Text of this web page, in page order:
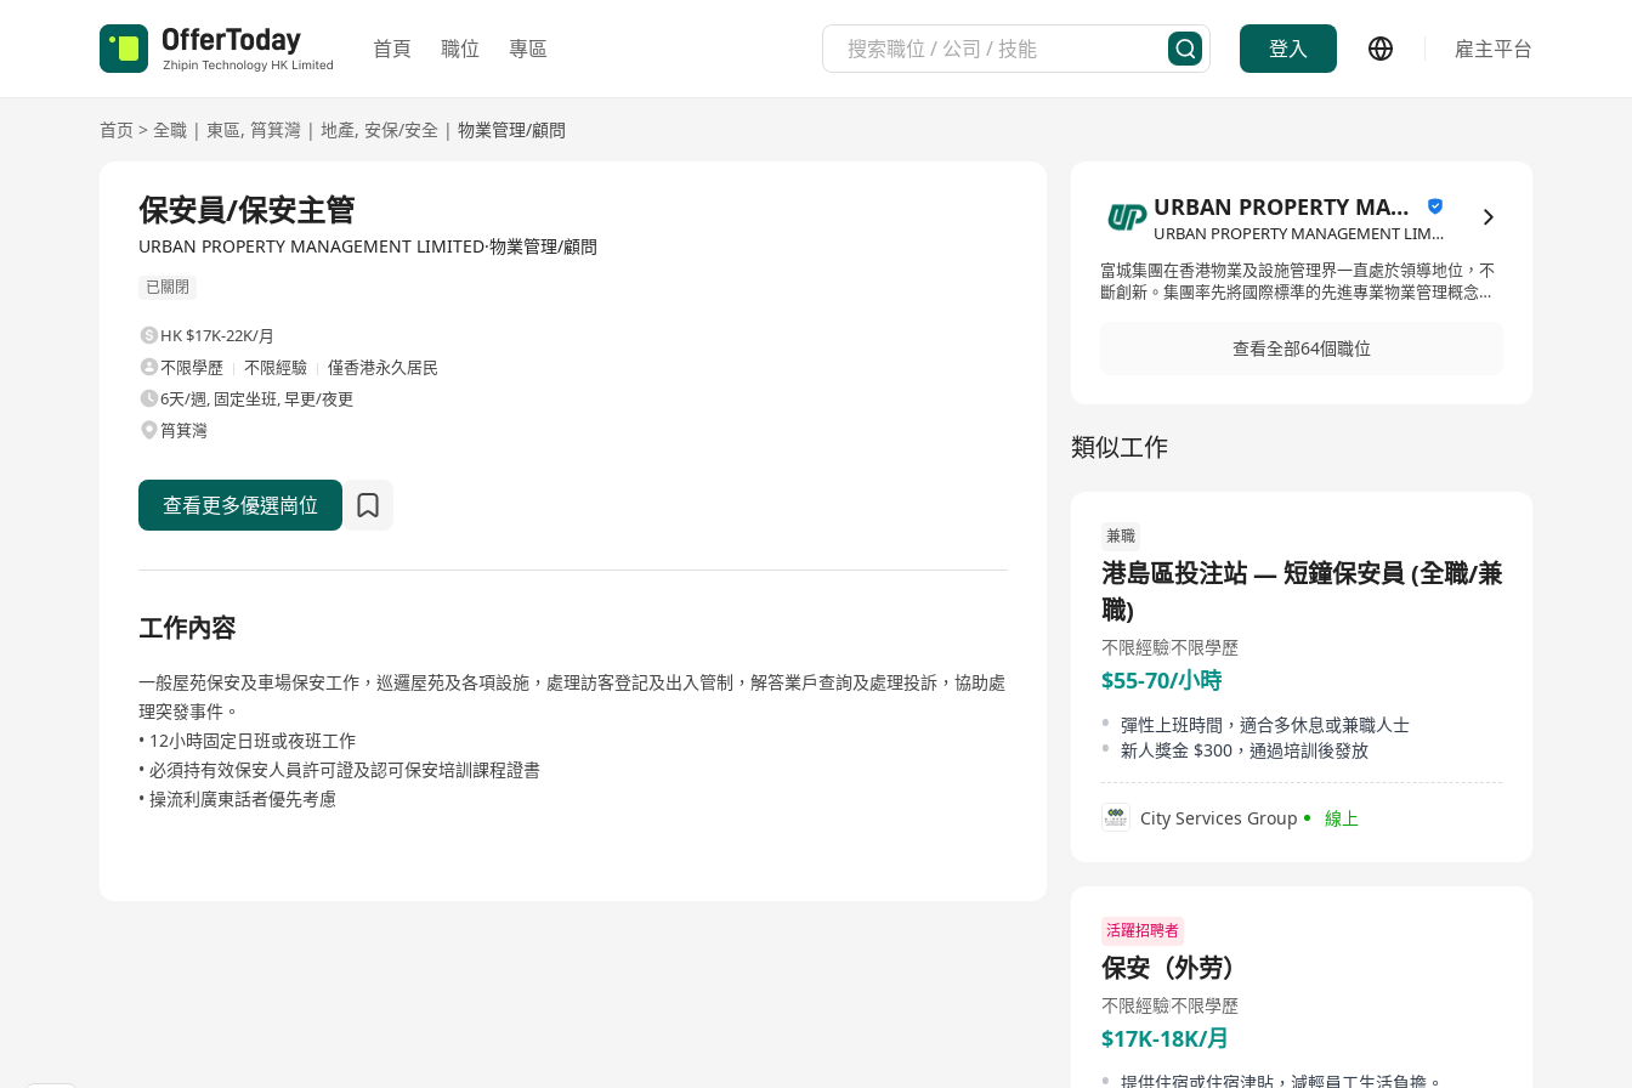
首頁 職位 專區 登入 雇主平台
首页 > 全職 | 東區, 筲箕灣 | 地產, 安保/安全 | 物業管理/顧問
保安員/保安主管
URBAN PROPERTY MANAGEMENT LIMITED·物業管理/顧問
已關閉
HK $17K-22K/月
不限學歷
不限經驗
僅香港永久居民
6天/週, 固定坐班, 早更/夜更
筲箕灣
查看更多優選崗位
工作內容
一般屋苑保安及車場保安工作，巡邏屋苑及各項設施，處理訪客登記及出入管制，解答業戶查詢及處理投訴，協助處
理突發事件。
• 12小時固定日班或夜班工作
• 必須持有效保安人員許可證及認可保安培訓課程證書
• 操流利廣東話者優先考慮
URBAN PROPERTY MANAGEMENT LIMITED
URBAN PROPERTY MANAGEMENT LIMITED·物業管理/顧問
富城集團在香港物業及設施管理界一直處於領導地位，不
斷創新。集團率先將國際標準的先進專業物業管理概念引
型綜合住宅發展項目 － 美孚新邨及沙田第一城，成功建立
優質管理的良好聲譽。在1981年，富城物業管理有限公司
司，逐漸增長成一個龐大的物業資產及設施管理集團，為
客戶提供多元化的服務。富城的業務除了物業資產及設施
個層面，並已在香港綜合性住宅物業資產上穩佔最大的市
萬市民提供專業管理服務。透過龐大的管理範圍所產生的
協同效應和成本效益，富城現已成為香港最大的物業資產
及設施管理集團之一。
查看全部64個職位
類似工作
兼職
港島區投注站 — 短鐘保安員 (全職/兼
職)
不限經驗不限學歷
$55-70/小時
彈性上班時間，適合多休息或兼職人士
新人獎金 $300，通過培訓後發放
City Services Group 線上
活躍招聘者
保安（外劳）
不限經驗不限學歷
$17K-18K/月
提供住宿或住宿津貼，減輕員工生活負擔。